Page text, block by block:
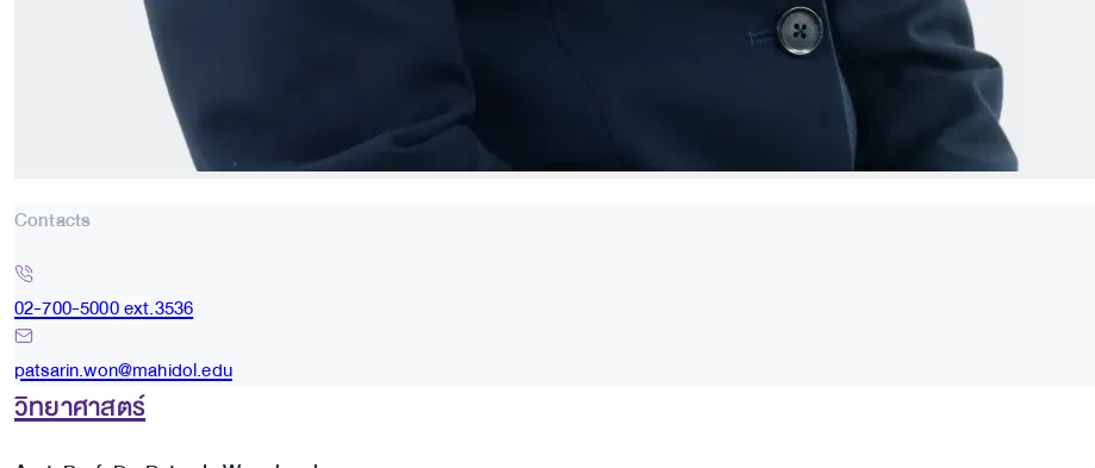
Contacts
02-700-5000 ext.3536
patsarin.won@mahidol.edu
วิทยาศาสตร์